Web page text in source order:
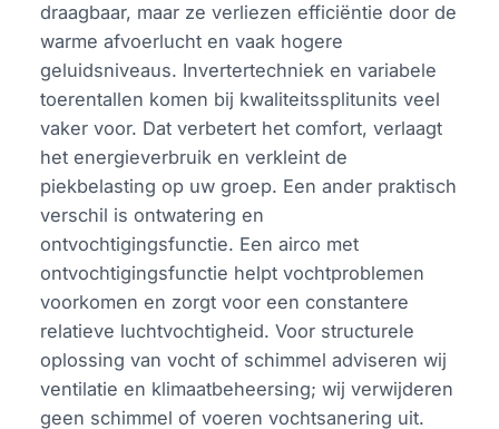
draagbaar, maar ze verliezen efficiëntie door de
warme afvoerlucht en vaak hogere
geluidsniveaus. Invertertechniek en variabele
toerentallen komen bij kwaliteitssplitunits veel
vaker voor. Dat verbetert het comfort, verlaagt
het energieverbruik en verkleint de
piekbelasting op uw groep. Een ander praktisch
verschil is ontwatering en
ontvochtigingsfunctie. Een airco met
ontvochtigingsfunctie helpt vochtproblemen
voorkomen en zorgt voor een constantere
relatieve luchtvochtigheid. Voor structurele
oplossing van vocht of schimmel adviseren wij
ventilatie en klimaatbeheersing; wij verwijderen
geen schimmel of voeren vochtsanering uit.